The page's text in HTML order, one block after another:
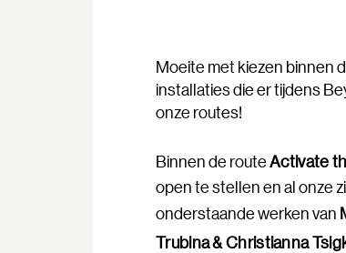
Moeite met kiezen binnen
installaties die er tijdens
onze routes!
Binnen de routeActivate
open te stellen en al onze
onderstaande werken van
Trubina & Christianna